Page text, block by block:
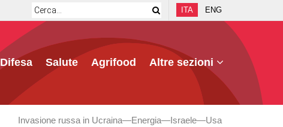
ITA ENG
Difesa Salute Agrifood Altre sezioni
Invasione russa in Ucraina Energia Israele Usa